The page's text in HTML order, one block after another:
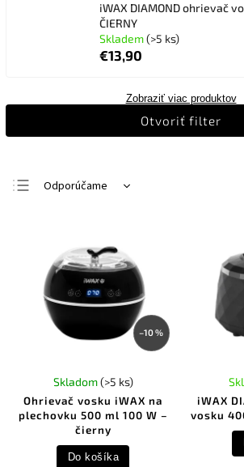
iWAX DIAMOND ohrievač
ČIERNY
Skladem(>5 ks)
€13,90
Zobraziť viac produktov
Odporúčame
Najpredávanejšie
Abecedne
Otvoriť filter
–10 %
Ohrievač vosku iWAX na
plechovku 500 ml 100 W –
čierny
Skladom(>5 ks)
Do košíka
iWAX
vosku